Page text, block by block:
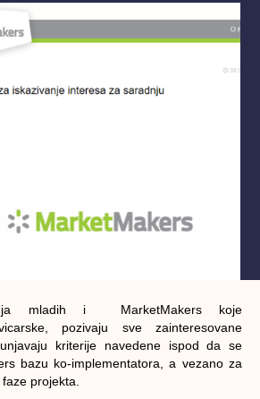
mladih i MarketMakers koje
pozivaju sve zainteresovane
kriterije navedene ispod da se
bazu ko-implementatora, a vezano za
projekta.